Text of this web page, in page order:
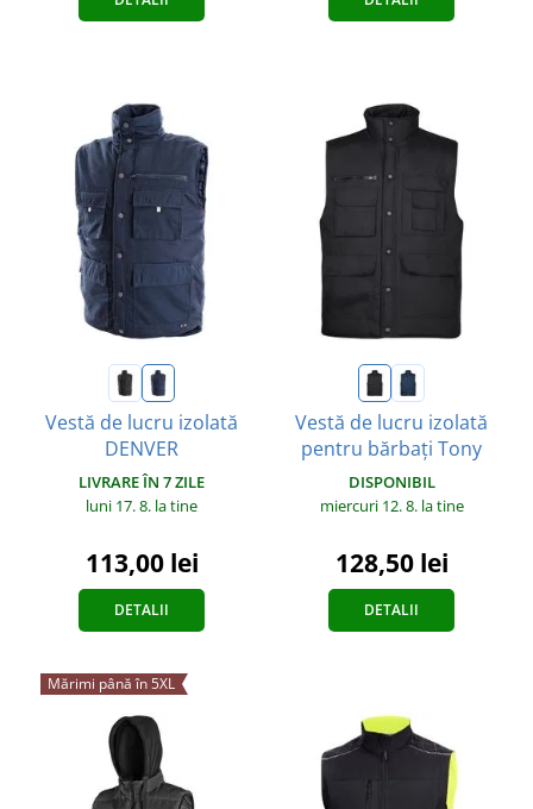
Vestă de lucru izolată
DENVER
LIVRARE ÎN 7 ZILE
luni 17. 8. la tine
113,00 lei
DETALII
Vestă de lucru izolată
pentru bărbați Tony
DISPONIBIL
miercuri 12. 8. la tine
128,50 lei
DETALII
Mărimi până în 5XL